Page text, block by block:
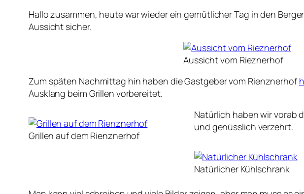
Hallo zusammen, heute war wieder ein gemütlicher Tag in den
Aussicht sicher.
Aussicht vom Rieznerhof
Zum späten Nachmittag hin haben die Gastgeber vom Rienznerhof
Ausklang beim Grillen vorbereitet.
Grillen auf dem Rienznerhof
Natürlich haben wir vorab
und genüsslich verzehrt.
Natürlicher Kühlschrank